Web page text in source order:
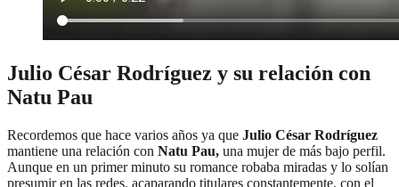
Julio César Rodríguez y su relación con
Natu Pau
Recordemos que hace varios años ya que Julio César Rodríguez
mantiene una relación con Natu Pau, una mujer de más bajo perfil.
Aunque en un primer minuto su romance robaba miradas y lo solían
presumir en las redes, acaparando titulares constantemente, con el